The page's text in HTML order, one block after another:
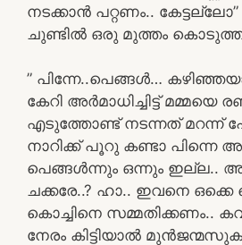
നടക്കാൻ പറ്റണം..
ചുണ്ടിൽ ഒരു മുത്തം
” പിന്നേ..പെങ്ങൾ…
കേറി അർമാധിച്ചിട്ട് മമ്മയെ
എടുത്തോണ്ട് നടന്നത് മറന്ന്
നാറിക്ക് പൂറു കണ്ടാ പിന്നെ
പെങ്ങൾന്നും ഒന്നും ഇല്ല..
ചക്കരേ..? ഹാ.. ഇവനെ ഒക്കെ
കൊച്ചിനെ സമ്മതിക്കണം.. കവ
നേരം കിട്ടിയാൽ